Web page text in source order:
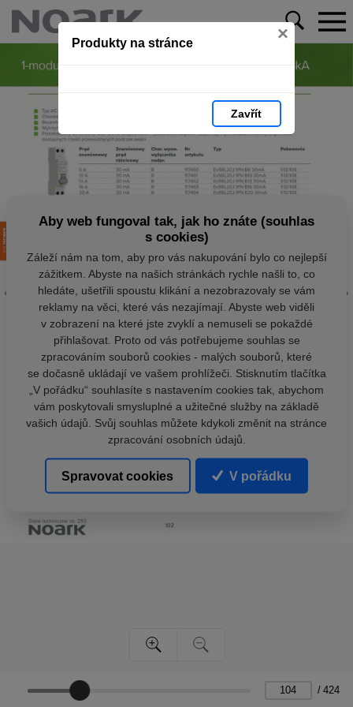
Produkty na stránce ×
Zavřít
/ 424
Aby web fungoval tak, jak ho znáte (souhlas
s cookies)
Záleží nám na tom, aby pro vás nakupování bylo co nejlepší
zážitkem. Abyste na našich stránkách rychle našli to, co
hledáte, ušetřili spoustu klikání a nezobrazovaly se vám
reklamy na věci, které vás nezajímají. Abyste web viděli
v zobrazení na které jste zvyklí a nemuseli se pokaždé
přihlašovat. Proto od vás potřebujeme souhlas se
zpracováním souborů cookies - malých souborů, které
se dočasně ukládají ve vašem prohlížeči. Stisknutím tlačítka
„V pořádku“ souhlasíte s nastavením cookies tak, abychom
vám poskytovali smysluplné a užitečné služby na základě
vašich údajů. Svůj souhlas můžete kdykoli změnit na stránce
zpracování osobních údajů.
Spravovat cookies V pořádku